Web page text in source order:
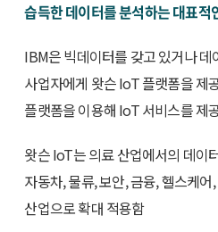
습득한 데이터를 분석하는 대표적
IBM은 빅데이터를 갖고 있거나 데
사업자에게 왓슨 IoT 플랫폼을 제
플랫폼을 이용해 IoT 서비스를 제
왓슨 IoT는 의료 산업에서의 데이
자동차, 물류, 보안, 금융, 헬스케
산업으로 확대 적용함